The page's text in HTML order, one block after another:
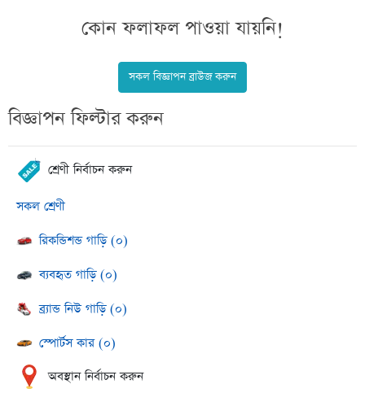
বিজ্ঞাপন ফিল্টার করুন
শ্রেণী নির্বাচন করুন
সকল শ্রেণী
রিকন্ডিশন্ড গাড়ি (০)
ব্যবহৃত গাড়ি (০)
ব্র্যান্ড নিউ গাড়ি (০)
স্পোর্টস কার (০)
অবস্থান নির্বাচন করুন
কোন ফলাফল পাওয়া যায়নি!
সকল বিজ্ঞাপন ব্রাউজ করুন